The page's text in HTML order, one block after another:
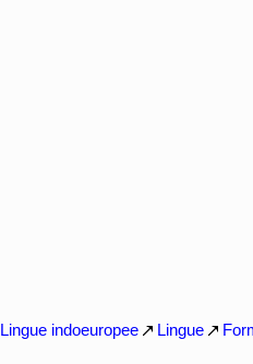
Lingue indoeuropee Lingue